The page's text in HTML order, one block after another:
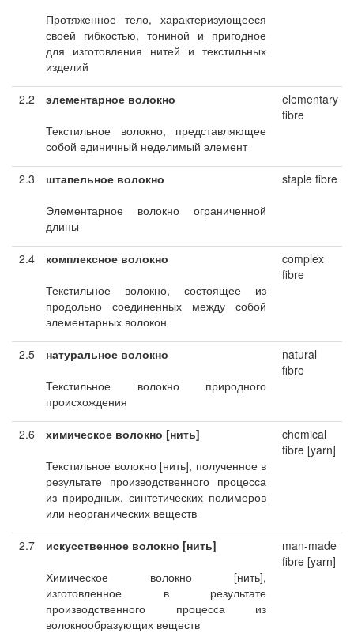
Протяженное тело, характеризующееся
своей гибкостью, тониной и пригодное
для изготовления нитей и текстильных
изделий
2.2
элементарное волокно
Текстильное волокно, представляющее
собой единичный неделимый элемент
elementary
fibre
2.3
штапельное волокно
Элементарное волокно ограниченной
длины
staple fibre
2.4
комплексное волокно
Текстильное волокно, состоящее из
продольно соединенных между собой
элементарных волокон
complex
fibre
2.5
натуральное волокно
Текстильное волокно природного
происхождения
natural
fibre
2.6
химическое волокно [нить]
Текстильное волокно [нить], полученное в
результате производственного процесса
из природных, синтетических полимеров
или неорганических веществ
chemical
fibre [yarn]
2.7
искусственное волокно [нить]
Химическое волокно [нить],
изготовленное в результате
производственного процесса из
волокнообразующих веществ
man-made
fibre [yarn]